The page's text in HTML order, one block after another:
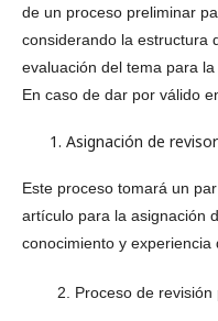
de un proceso preliminar
considerando la estructura
evaluación del tema para
En caso de dar por válido
Asignación de
Este proceso tomará un
artículo para la asignación
conocimiento y experiencia
2. Proceso de revisión